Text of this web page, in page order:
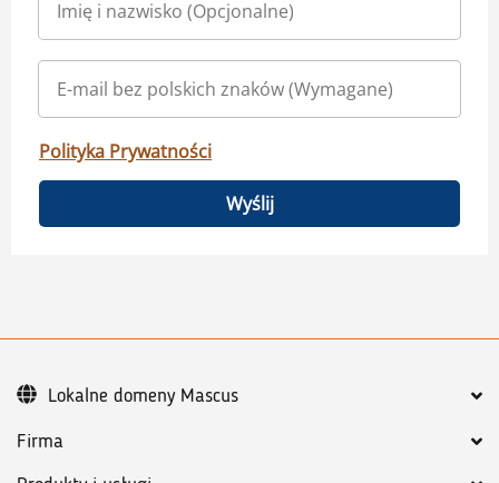
Polityka Prywatności
Wyślij
Firma
Lokalne domeny Mascus